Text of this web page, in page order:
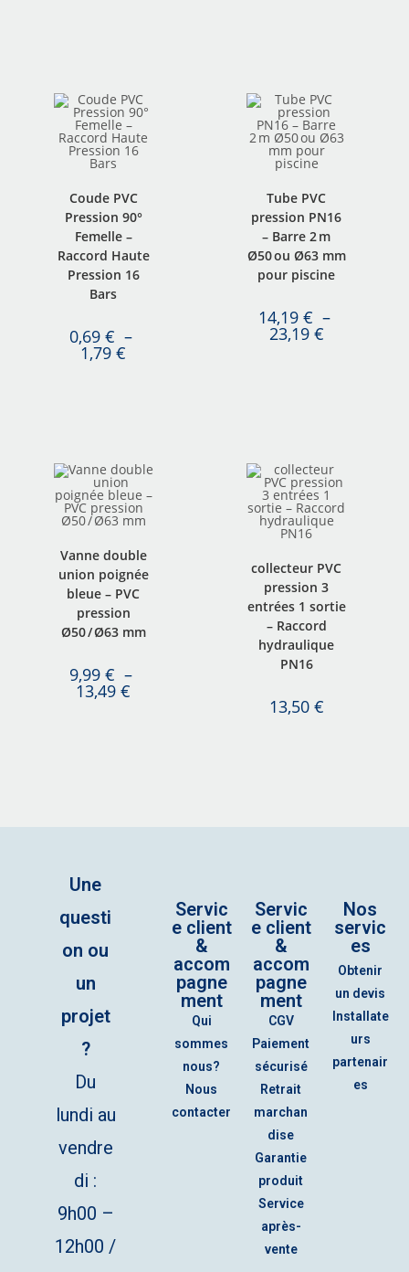
Coude PVC
Pression 90°
Femelle –
Raccord Haute
Pression 16
Bars
0,69€ –
1,79€
Tube PVC
pression PN16
– Barre 2 m
Ø50 ou Ø63 mm
pour piscine
14,19 € –
23,19 €
Vanne double
union poignée
bleue – PVC
pression
Ø50 / Ø63 mm
9,99€ –
13,49€
collecteur PVC
pression 3
entrées 1 sortie
– Raccord
hydraulique
PN16
13,50 €
Une
questi
on ou
un
projet
?
Du
lundi au
vendre
di :
9h00 –
12h00 /
Servic
e client
&
accom
pagne
ment
Qui
sommes
nous?
Nous
contacter
Servic
e client
&
accom
pagne
ment
CGV
Paiement
sécurisé
Retrait
marchan
dise
Garantie
produit
Service
après-
vente
Nos
servic
es
Obtenir
un devis
Installate
urs
partenair
es